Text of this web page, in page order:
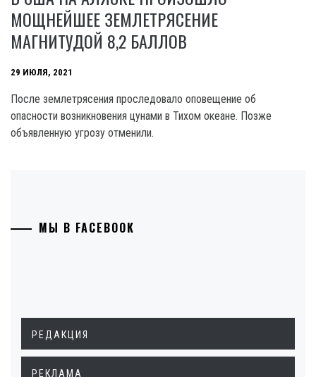
МОЩНЕЙШЕЕ ЗЕМЛЕТРЯСЕНИЕ
МАГНИТУДОЙ 8,2 БАЛЛОВ
29 ИЮЛЯ, 2021
После землетрясения проследовало оповещение об
опасности возникновения цунами в Тихом океане. Позже
объявленную угрозу отменили.
МЫ В FACEBOOK
РЕДАКЦИЯ
РЕКЛАМА